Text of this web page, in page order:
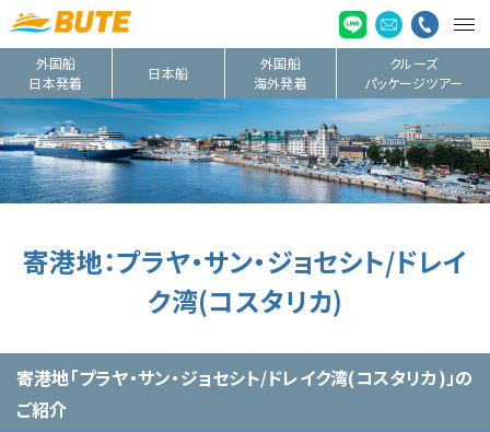
外国船
日本発着
日本船
外国船
海外発着
クルーズ
パッケージツアー
寄港地：プラヤ・サン・ジョセシト/ドレイ
ク湾(コスタリカ)
寄港地「プラヤ・サン・ジョセシト/ドレイク湾(コスタリカ)」の
ご紹介